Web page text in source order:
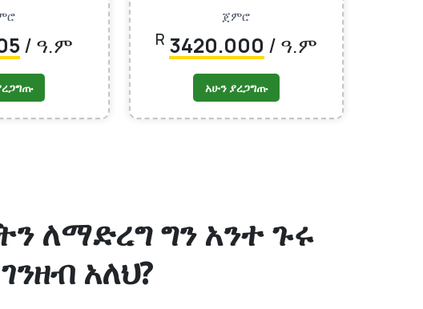
/ ዓ.ም
ጀምሮ
R 3420.000 / ዓ.ም
አሁን ያረጋግጡ
ለማድረግ ግን አንተ ጉሩ
አለህ?